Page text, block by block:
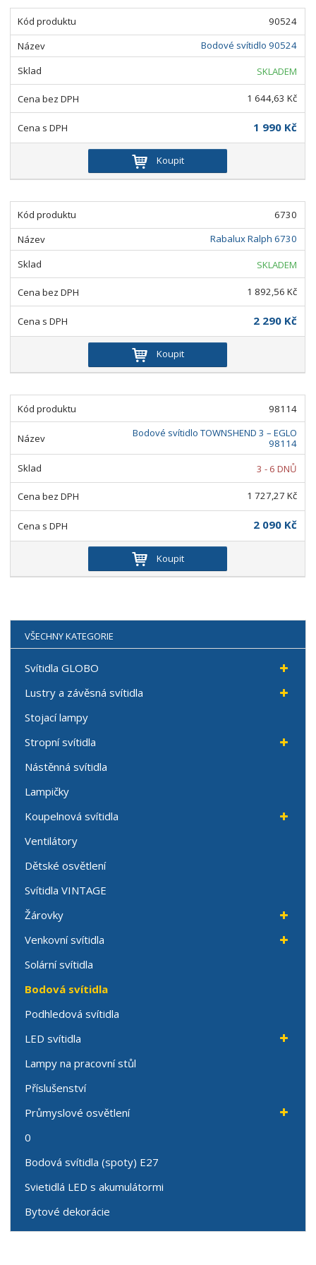
90524
Bodové svítidlo 90524
SKLADEM
1 644,63 Kč
1 990 Kč
Koupit
6730
Rabalux Ralph 6730
SKLADEM
1 892,56 Kč
2 290 Kč
Koupit
98114
Bodové svítidlo TOWNSHEND 3 – EGLO
98114
3 - 6 DNŮ
1 727,27 Kč
2 090 Kč
Koupit
VŠECHNY KATEGORIE
Svítidla GLOBO
Lustry a závěsná svítidla
Stojací lampy
Stropní svítidla
Nástěnná svítidla
Lampičky
Koupelnová svítidla
Ventilátory
Dětské osvětlení
Svítidla VINTAGE
Žárovky
Venkovní svítidla
Solární svítidla
Bodová svítidla
Podhledová svítidla
LED svítidla
Lampy na pracovní stůl
Příslušenství
Průmyslové osvětlení
0
Bodová svítidla (spoty) E27
Svietidlá LED s akumulátormi
Bytové dekorácie